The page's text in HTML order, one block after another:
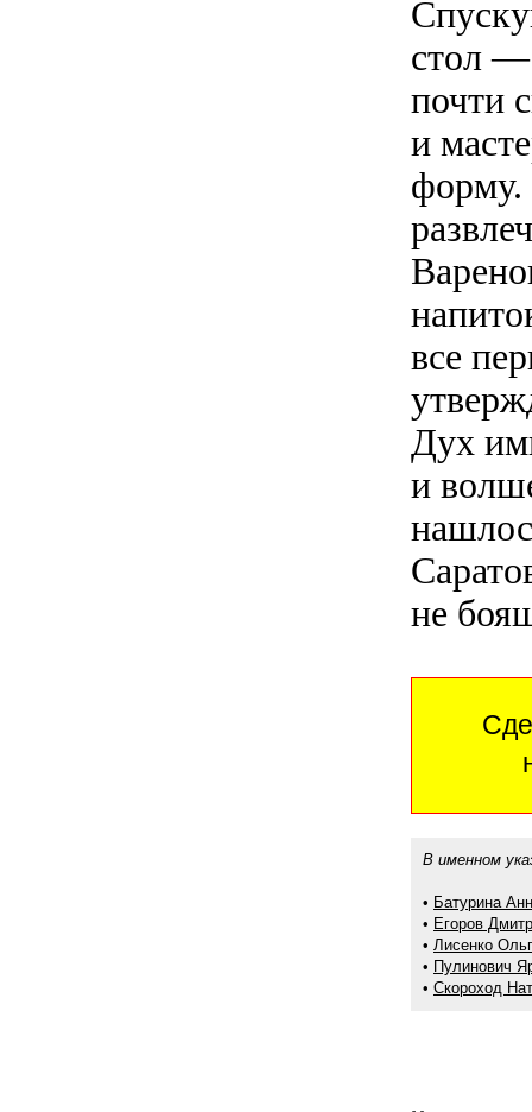
стол —
почти
и
форму.
все
Дух
и
не
В именном
• Батурина
• Егоров
• Лисенко
• Пулинович
• Скороход